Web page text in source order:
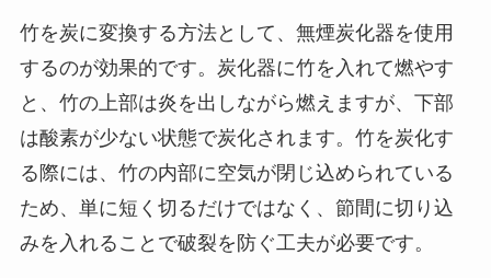
竹を炭に変換する方法として、無煙炭化器を使用
するのが効果的です。炭化器に竹を入れて燃やす
と、竹の上部は炎を出しながら燃えますが、下部
は酸素が少ない状態で炭化されます。竹を炭化す
る際には、竹の内部に空気が閉じ込められている
ため、単に短く切るだけではなく、節間に切り込
みを入れることで破裂を防ぐ工夫が必要です。